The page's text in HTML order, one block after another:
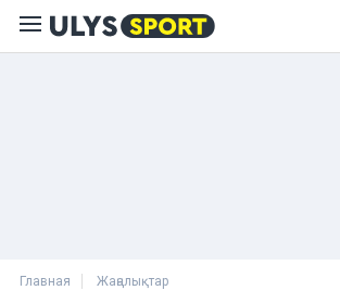
Главная Жаңалықтар